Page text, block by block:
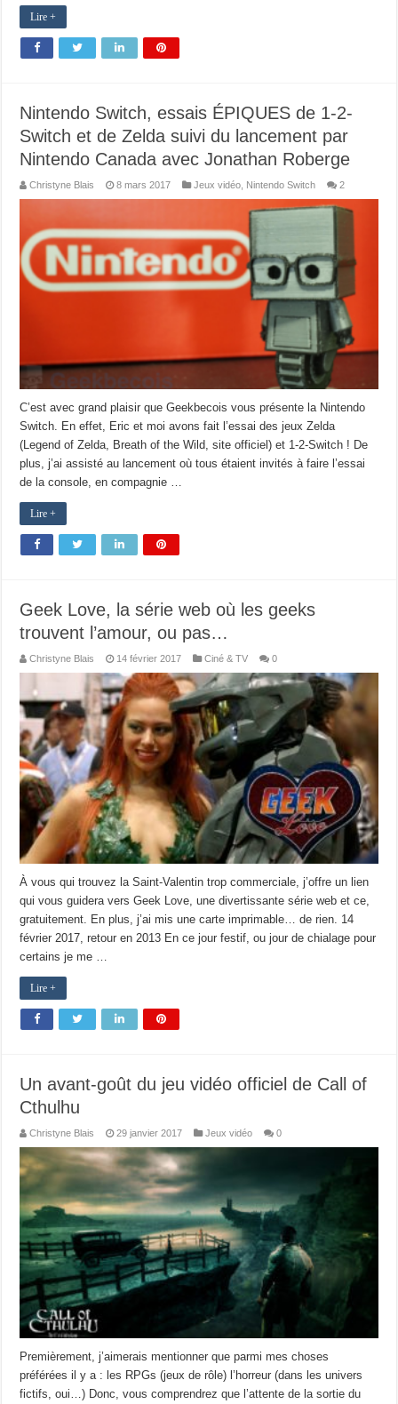
Lire +
Nintendo Switch, essais ÉPIQUES de 1-2-
Switch et de Zelda suivi du lancement par
Nintendo Canada avec Jonathan Roberge
Christyne Blais 8 mars 2017 Jeux vidéo Nintendo Switch 2
C’est avec grand plaisir que Geekbecois vous présente la Nintendo
Switch. En effet, Eric et moi avons fait l’essai des jeux Zelda
(Legend of Zelda, Breath of the Wild, site officiel) et 1-2-Switch ! De
plus, j’ai assisté au lancement où tous étaient invités à faire l’essai
de la console, en compagnie …
Lire +
Geek Love, la série web où les geeks
trouvent l’amour, ou pas…
Christyne Blais 14 février 2017 Ciné & TV 0
À vous qui trouvez la Saint-Valentin trop commerciale, j’offre un lien
qui vous guidera vers Geek Love, une divertissante série web et ce,
gratuitement. En plus, j’ai mis une carte imprimable… de rien. 14
février 2017, retour en 2013 En ce jour festif, ou jour de chialage pour
certains je me …
Lire +
Un avant-goût du jeu vidéo officiel de Call of
Cthulhu
Christyne Blais 29 janvier 2017 Jeux vidéo 0
Premièrement, j’aimerais mentionner que parmi mes choses
préférées il y a : les RPGs (jeux de rôle) l’horreur (dans les univers
fictifs, oui…) Donc, vous comprendrez que l’attente de la sortie du